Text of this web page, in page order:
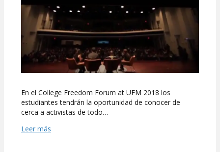
en
la
UFM
En el College Freedom Forum at UFM 2018 los
estudiantes tendrán la oportunidad de conocer de
cerca a activistas de todo…
Leer más